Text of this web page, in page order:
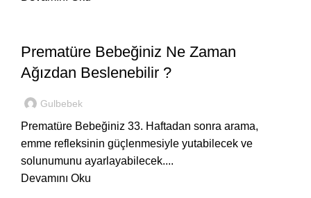
Prematüre Bebeğiniz Ne Zaman
Ağızdan Beslenebilir ?
Gulbebek
Prematüre Bebeğiniz 33. Haftadan sonra arama,
emme refleksinin güçlenmesiyle yutabilecek ve
solunumunu ayarlayabilecek....
Devamını Oku